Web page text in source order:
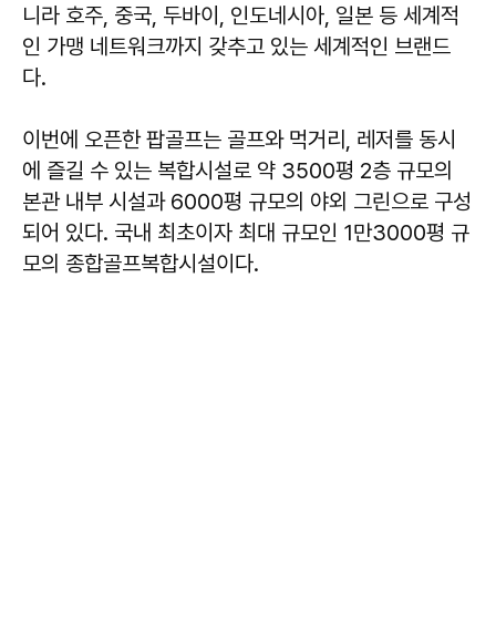
니라 호주, 중국, 두바이, 인도네시아, 일본 등 세계적
인 가맹 네트워크까지 갖추고 있는 세계적인 브랜드
다.
이번에 오픈한 팝골프는 골프와 먹거리, 레저를 동시
에 즐길 수 있는 복합시설로 약 3500평 2층 규모의
본관 내부 시설과 6000평 규모의 야외 그린으로 구성
되어 있다. 국내 최초이자 최대 규모인 1만3000평 규
모의 종합골프복합시설이다.